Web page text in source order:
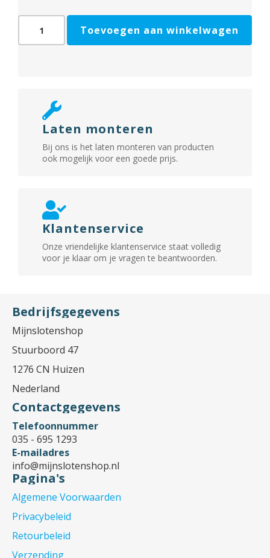
Axaflex
Security
combi-
Toevoegen aan winkelwagen
Laten monteren
Bij ons is het laten monteren van producten
ook mogelijk voor een goede prijs.
Klantenservice
Onze vriendelijke klantenservice staat volledig
voor je klaar om je vragen te beantwoorden.
Bedrijfsgegevens
Mijnslotenshop
Stuurboord 47
1276 CN Huizen
Nederland
Contactgegevens
Telefoonnummer
035 - 695 1293
E-mailadres
info@mijnslotenshop.nl
Pagina's
Algemene Voorwaarden
Privacybeleid
Retourbeleid
Verzending